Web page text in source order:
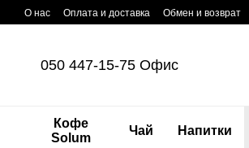
Перейти к основному контенту
О нас Оплата и доставка Обмен и возврат
050 447-15-75 Офис
Кофе
Solum
Чай Напитки